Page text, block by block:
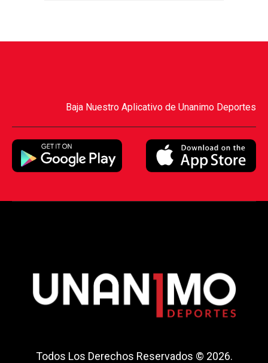
Baja Nuestro Aplicativo de Unanimo Deportes
Todos Los Derechos Reservados © 2026.